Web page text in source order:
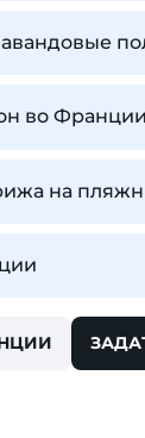
во Франции
на